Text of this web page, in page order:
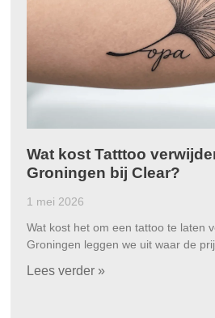
Wat kost Tatttoo
Groningen bij Clear?
1 mei 2026
Wat kost het om een tattoo te laten
Groningen leggen we uit waar de
Lees verder »